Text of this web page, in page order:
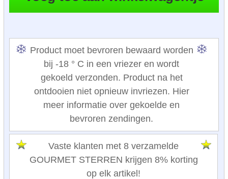
Product moet bevroren bewaard worden
bij -18 ° C in een vriezer en wordt
gekoeld verzonden. Product na het
ontdooien niet opnieuw invriezen. Hier
meer informatie over gekoelde en
bevroren zendingen.
Vaste klanten met 8 verzamelde
GOURMET STERREN krijgen 8% korting
op elk artikel!